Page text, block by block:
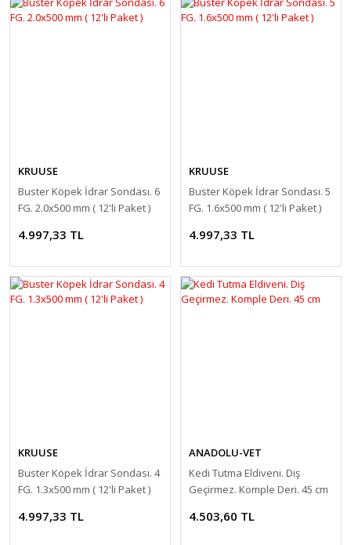
KRUUSE
Buster Köpek İdrar Sondası. 6
FG. 2.0x500 mm ( 12'li Paket )
4.997,33 TL
KRUUSE
Buster Köpek İdrar Sondası. 5
FG. 1.6x500 mm ( 12'li Paket )
4.997,33 TL
KRUUSE
Buster Köpek İdrar Sondası. 4
FG. 1.3x500 mm ( 12'li Paket )
4.997,33 TL
ANADOLU-VET
Kedi Tutma Eldiveni. Diş
Geçirmez. Komple Deri. 45 cm
4.503,60 TL